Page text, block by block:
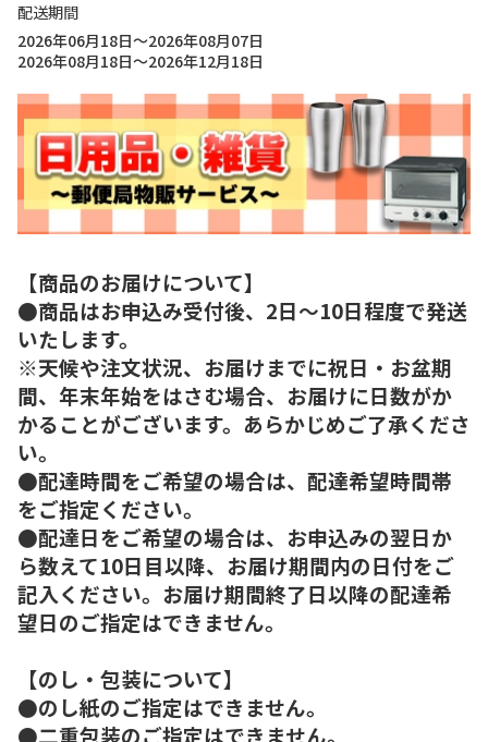
配送期間
2026年06月18日～2026年08月07日
2026年08月18日～2026年12月18日
【商品のお届けについて】
●商品はお申込み受付後、2日～10日程度で発送
いたします。
※天候や注文状況、お届けまでに祝日・お盆期
間、年末年始をはさむ場合、お届けに日数がか
かることがございます。あらかじめご了承くださ
い。
●配達時間をご希望の場合は、配達希望時間帯
をご指定ください。
●配達日をご希望の場合は、お申込みの翌日か
ら数えて10日目以降、お届け期間内の日付をご
記入ください。お届け期間終了日以降の配達希
望日のご指定はできません。
【のし・包装について】
●のし紙のご指定はできません。
●二重包装のご指定はできません。